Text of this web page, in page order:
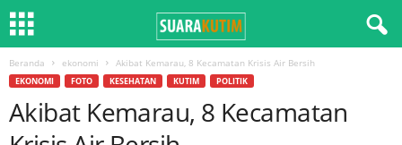
Beranda ekonomi Akibat Kemarau, 8 Kecamatan Krisis Air Bersih
EKONOMI FOTO KESEHATAN KUTIM POLITIK
Akibat Kemarau, 8 Kecamatan